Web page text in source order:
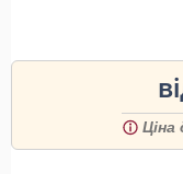
Ціна